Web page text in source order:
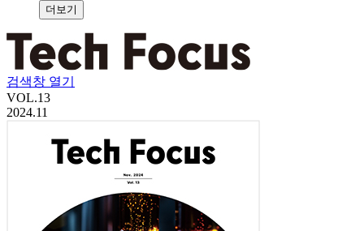
더보기
검색창 열기
VOL.13
2024.11